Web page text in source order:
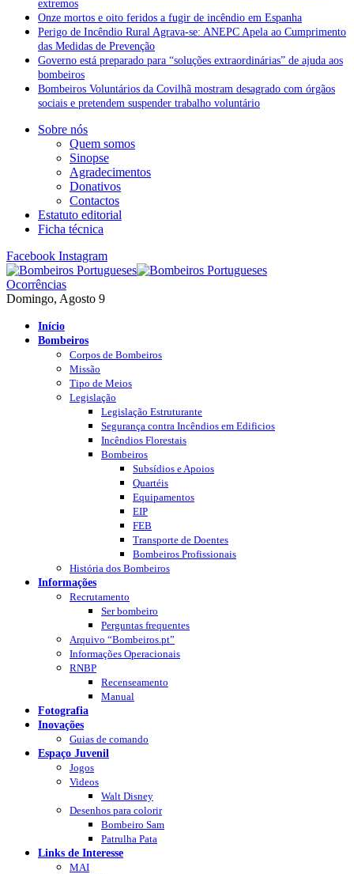
extremos
Onze mortos e oito feridos a fugir de incêndio em Espanha
Perigo de Incêndio Rural Agrava-se: ANEPC Apela ao Cumprimento
das Medidas de Prevenção
Governo está preparado para “soluções extraordinárias” de ajuda aos
bombeiros
Bombeiros Voluntários da Covilhã mostram desagrado com órgãos
sociais e pretendem suspender trabalho voluntário
Sobre nós
Quem somos
Sinopse
Agradecimentos
Donativos
Contactos
Estatuto editorial
Ficha técnica
Facebook Instagram
Ocorrências
Domingo, Agosto 9
Início
Bombeiros
Corpos de Bombeiros
Missão
Tipo de Meios
Legislação
Legislação Estruturante
Segurança contra Incêndios em Edificios
Incêndios Florestais
Bombeiros
Subsídios e Apoios
Quartéis
Equipamentos
EIP
FEB
Transporte de Doentes
Bombeiros Profissionais
História dos Bombeiros
Informações
Recrutamento
Ser bombeiro
Perguntas frequentes
Arquivo “Bombeiros.pt”
Informações Operacionais
RNBP
Recenseamento
Manual
Fotografia
Inovações
Guias de comando
Espaço Juvenil
Jogos
Videos
Walt Disney
Desenhos para colorir
Bombeiro Sam
Patrulha Pata
Links de Interesse
MAI